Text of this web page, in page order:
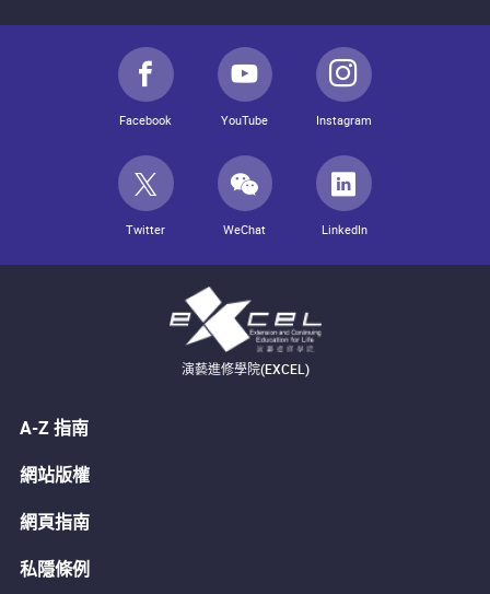
Facebook YouTube Instagram
Twitter WeChat LinkedIn
演藝進修學院(EXCEL)
A-Z 指南
網站版權
網頁指南
私隱條例